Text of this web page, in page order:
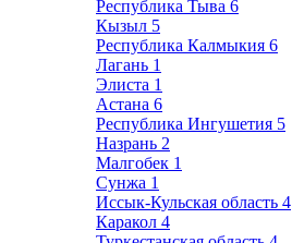
Республика Тыва 6
Кызыл 5
Республика Калмыкия 6
Лагань 1
Элиста 1
Астана 6
Республика Ингушетия 5
Назрань 2
Малгобек 1
Сунжа 1
Иссык-Кульская область 4
Каракол 4